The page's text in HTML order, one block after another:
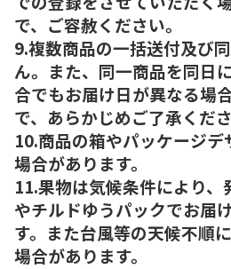
で、ご容赦ください。
9.複数商品の一括送付及び
ん。また、同一商品を同日
合でもお届け日が異なる場
で、あらかじめご了承くださ
10.商品の箱やパッケージ
場合があります。
11.果物は気候条件により、
やチルドゆうパックでお届
す。また台風等の天候不順
場合があります。